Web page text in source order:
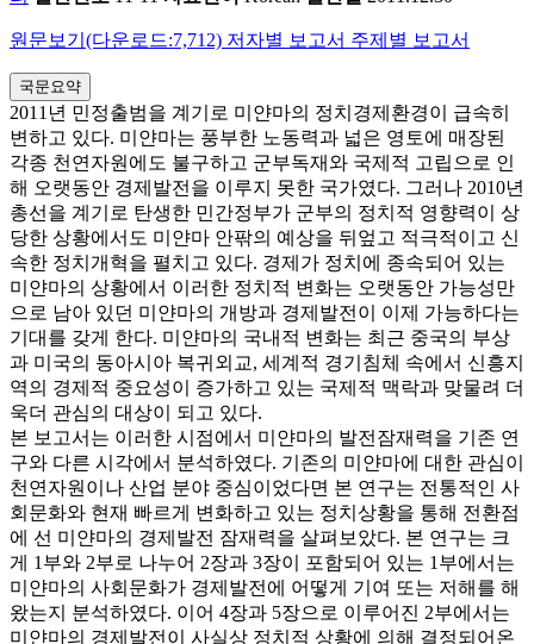
원문보기(다운로드:7,712) 저자별 보고서 주제별 보고서
국문요약
2011년 민정출범을 계기로 미얀마의 정치경제환경이 급속히
변하고 있다. 미얀마는 풍부한 노동력과 넓은 영토에 매장된
각종 천연자원에도 불구하고 군부독재와 국제적 고립으로 인
해 오랫동안 경제발전을 이루지 못한 국가였다. 그러나 2010년
총선을 계기로 탄생한 민간정부가 군부의 정치적 영향력이 상
당한 상황에서도 미얀마 안팎의 예상을 뒤엎고 적극적이고 신
속한 정치개혁을 펼치고 있다. 경제가 정치에 종속되어 있는
미얀마의 상황에서 이러한 정치적 변화는 오랫동안 가능성만
으로 남아 있던 미얀마의 개방과 경제발전이 이제 가능하다는
기대를 갖게 한다. 미얀마의 국내적 변화는 최근 중국의 부상
과 미국의 동아시아 복귀외교, 세계적 경기침체 속에서 신흥지
역의 경제적 중요성이 증가하고 있는 국제적 맥락과 맞물려 더
욱더 관심의 대상이 되고 있다.
본 보고서는 이러한 시점에서 미얀마의 발전잠재력을 기존 연
구와 다른 시각에서 분석하였다. 기존의 미얀마에 대한 관심이
천연자원이나 산업 분야 중심이었다면 본 연구는 전통적인 사
회문화와 현재 빠르게 변화하고 있는 정치상황을 통해 전환점
에 선 미얀마의 경제발전 잠재력을 살펴보았다. 본 연구는 크
게 1부와 2부로 나누어 2장과 3장이 포함되어 있는 1부에서는
미얀마의 사회문화가 경제발전에 어떻게 기여 또는 저해를 해
왔는지 분석하였다. 이어 4장과 5장으로 이루어진 2부에서는
미얀마의 경제발전이 사실상 정치적 상황에 의해 결정되어온